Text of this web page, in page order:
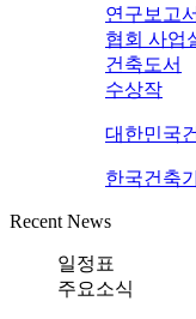
연구보고서
협회 사업
건축도서
수상작
대한민국
한국건축
Recent News
일정표
주요소식